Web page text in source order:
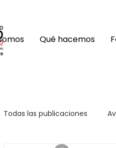
Qué hacemos
Todas las publicaciones